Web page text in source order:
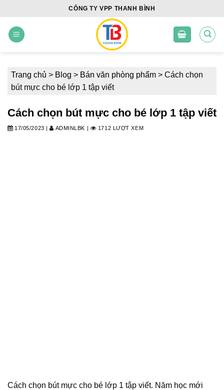
content
CÔNG TY VPP THANH BÌNH
Trang chủ > Blog > Bán văn phòng phẩm > Cách chọn
bút mực cho bé lớp 1 tập viết
Cách chọn bút mực cho bé lớp 1 tập viết
17/05/2023 | ADMINLBK | 1712 LƯỢT XEM
Cách chọn bút mực cho bé lớp 1 tập viết. Năm học mới